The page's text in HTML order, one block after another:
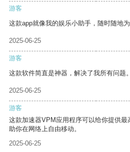
游客
这款app就像我的娱乐小助手，随时随地
2025-06-25
游客
这款软件简直是神器，解决了我所有问题。
2025-06-25
游客
这款加速器VPM应用程序可以给你提供
助你在网络上自由移动。
2025-06-25